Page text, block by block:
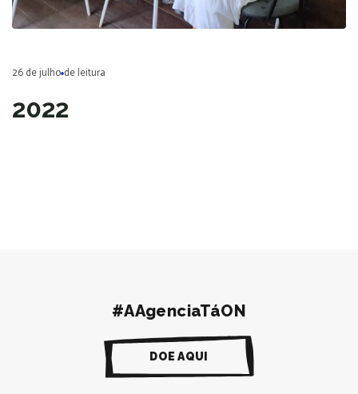
26 de julho de leitura
2022
#AAgenciaTáON
DOE AQUI